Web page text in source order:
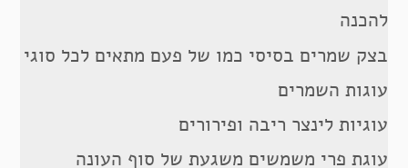
להכנה
בצק שמרים בסיסי כמו של פעם מתאים לכל סוגי
עוגות השמרים
עוגיות לינצר ריבה ופירורים
עוגת פרי משמשים משגעת של סוף העונה